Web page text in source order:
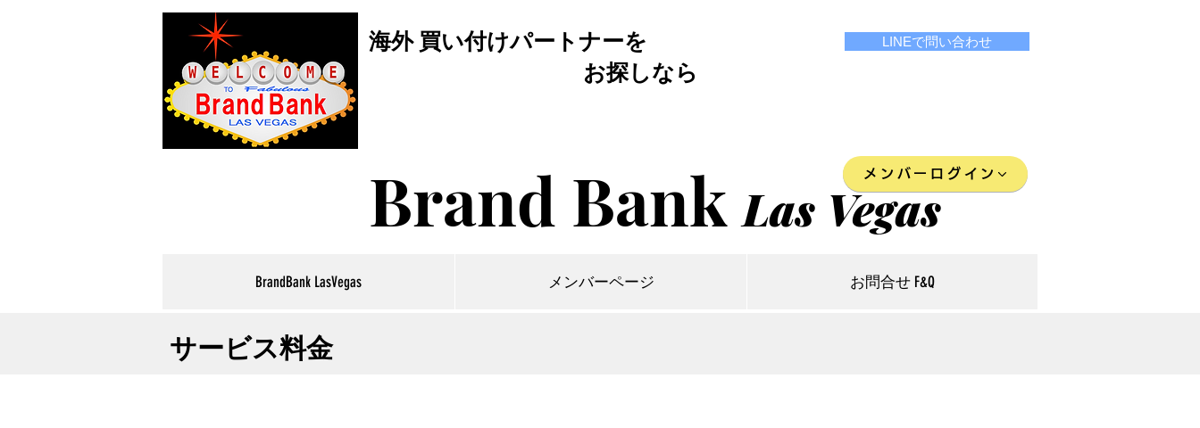
海外 買い付けパートナーを
お探しなら
LINEで問い合わせ
Brand Bank Las Vegas
メンバーログイン
BrandBank LasVegas メンバーページ お問合せ F&Q
サービス料金